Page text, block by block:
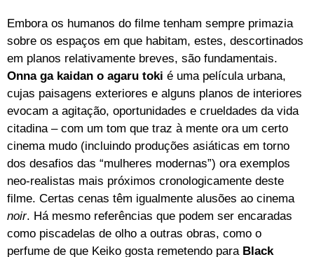
Embora os humanos do filme tenham sempre primazia
sobre os espaços em que habitam, estes, descortinados
em planos relativamente breves, são fundamentais.
Onna ga kaidan o agaru toki é uma película urbana,
cujas paisagens exteriores e alguns planos de interiores
evocam a agitação, oportunidades e crueldades da vida
citadina – com um tom que traz à mente ora um certo
cinema mudo (incluindo produções asiáticas em torno
dos desafios das “mulheres modernas”) ora exemplos
neo-realistas mais próximos cronologicamente deste
filme. Certas cenas têm igualmente alusões ao cinema
noir. Há mesmo referências que podem ser encaradas
como piscadelas de olho a outras obras, como o
perfume de que Keiko gosta remetendo para Black